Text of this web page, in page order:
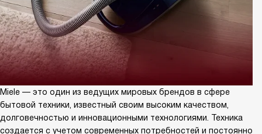
Miele — это один из ведущих мировых брендов в сфере
бытовой техники, известный своим высоким качеством,
долговечностью и инновационными технологиями. Техника
создается с учетом современных потребностей и постоянно